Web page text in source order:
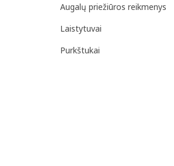
Augalų priežiūros reikmenys
Laistytuvai
Purkštukai